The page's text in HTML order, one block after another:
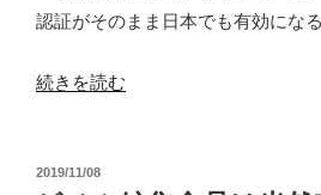
の
改
認証がそのまま日本でも有効にな
“外
有
続きを読む
投
2019/11/08